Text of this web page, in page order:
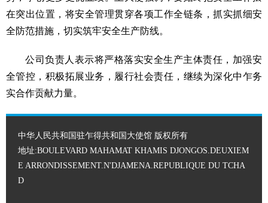
在突出位置，将安全管理贯穿各项工作全链条，抓实抓细安
全防范措施，切实筑牢安全生产防线。
公司负责人表示将严格落实安全生产主体责任，加强安
全管控，积极拓展业务，履行社会责任，继续为深化中乍务
实合作贡献力量。
中华人民共和国驻乍得共和国大使馆 版权所有
地址:BOULEVARD MAHAMAT KHAMIS DJONGOS.DEUXIEM
E ARRONDISSEMENT.N'DJAMENA.REPUBLIQUE DU TCHA
D